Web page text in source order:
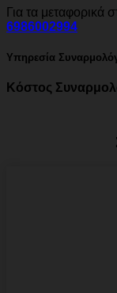
Για τα μεταφορικά
6986002994
Υπηρεσία
Κόστος